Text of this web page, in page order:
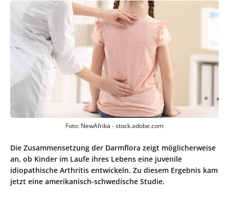
Foto: NewAfrika - stock.adobe.com
Die Zusammensetzung der Darmflora zeigt möglicherweise
an, ob Kinder im Laufe ihres Lebens eine juvenile
idiopathische Arthritis entwickeln. Zu diesem Ergebnis kam
jetzt eine amerikanisch-schwedische Studie.